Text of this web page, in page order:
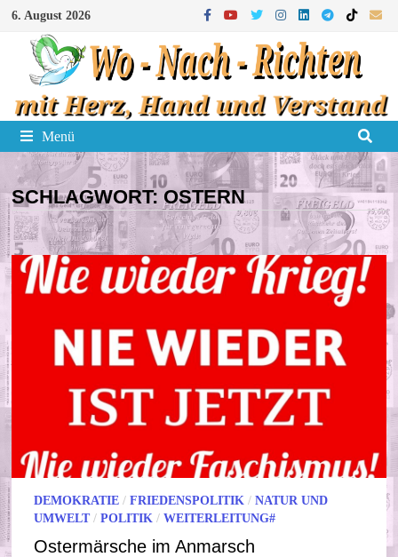
Zum
Inhalt
springen
6. August 2026
Menü
SCHLAGWORT:OSTERN
DEMOKRATIE /FRIEDENSPOLITIK /NATUR UND
UMWELT/POLITIK /WEITERLEITUNG#
Ostermärsche im Anmarsch